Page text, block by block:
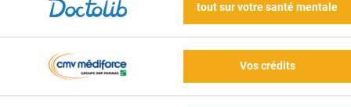
tout sur votre santé mentale
Vos crédits